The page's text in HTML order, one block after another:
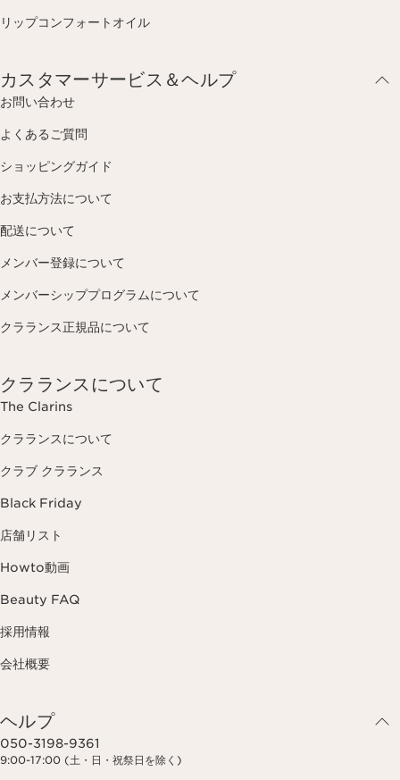
リップコンフォートオイル
カスタマーサービス＆ヘルプ
お問い合わせ
よくあるご質問
ショッピングガイド
お支払方法について
配送について
メンバー登録について
メンバーシッププログラムについて
クラランス正規品について
クラランスについて
The Clarins
クラランスについて
クラブ クラランス
Black Friday
店舗リスト
Howto動画
Beauty FAQ
採用情報
会社概要
ヘルプ
050-3198-9361
9:00-17:00 (土・日・祝祭日を除く)